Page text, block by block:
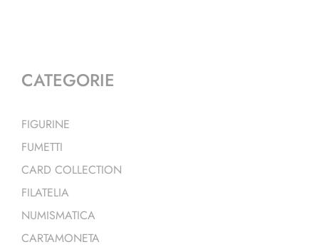
CATEGORIE
FIGURINE
FUMETTI
CARD COLLECTION
FILATELIA
NUMISMATICA
CARTAMONETA